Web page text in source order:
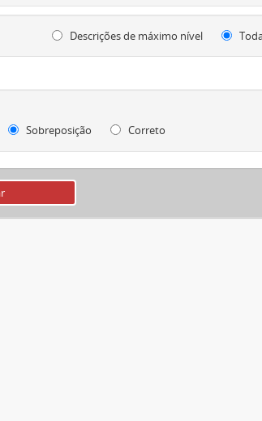
Descrições de máximo nível
Sobreposição
Correto